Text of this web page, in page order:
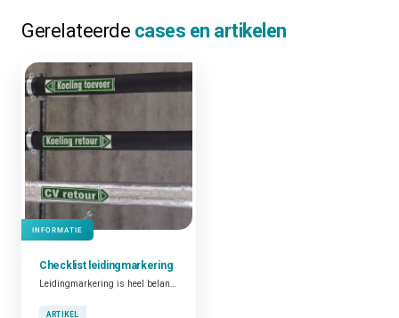
Gerelateerde cases en artikelen
INFORMATIE
Checklist leidingmarkering
ARTIKEL